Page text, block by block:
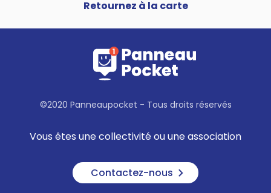
Retournez à la carte
©2020 Panneaupocket - Tous droits réservés
Vous êtes une collectivité ou une association
Contactez-nous